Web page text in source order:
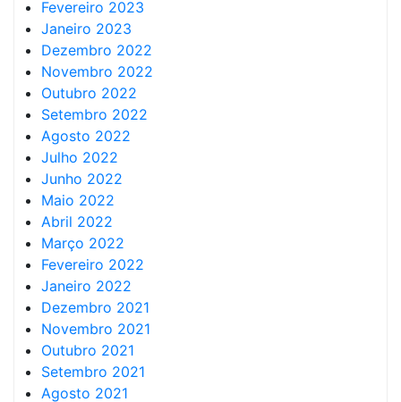
Fevereiro 2023
Janeiro 2023
Dezembro 2022
Novembro 2022
Outubro 2022
Setembro 2022
Agosto 2022
Julho 2022
Junho 2022
Maio 2022
Abril 2022
Março 2022
Fevereiro 2022
Janeiro 2022
Dezembro 2021
Novembro 2021
Outubro 2021
Setembro 2021
Agosto 2021